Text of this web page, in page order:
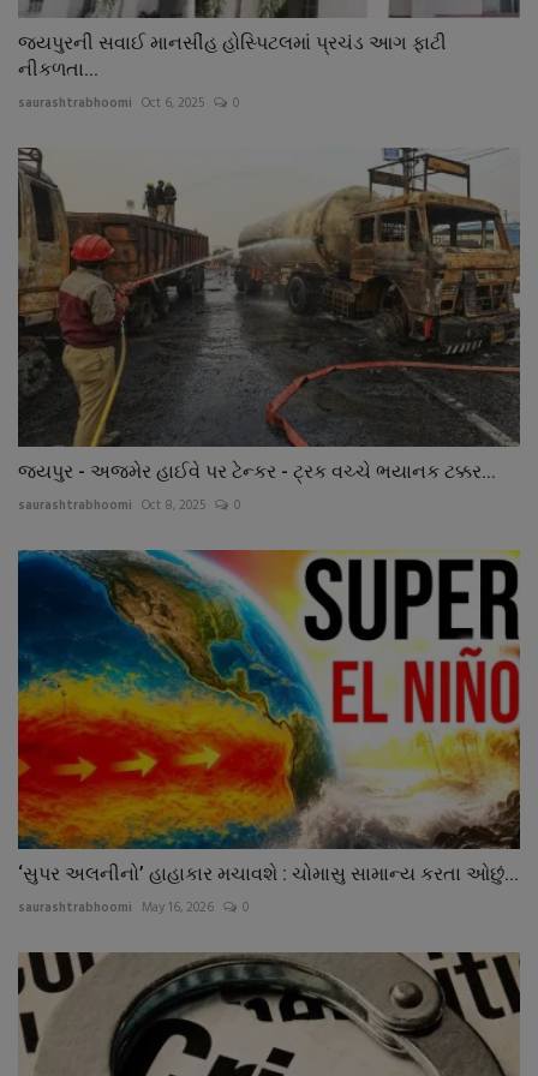
જયપુરની સવાઈ માનસીંહ હોસ્પિટલમાં પ્રચંડ આગ ફાટી
નીકળતા...
saurashtrabhoomi Oct 6, 2025 0
જયપુર - અજમેર હાઈવે પર ટેન્કર - ટ્રક વચ્ચે ભયાનક ટક્કર...
saurashtrabhoomi Oct 8, 2025 0
‘સુપર અલનીનો’ હાહાકાર મચાવશે : ચોમાસુ સામાન્ય કરતા ઓછું...
saurashtrabhoomi May 16, 2026 0